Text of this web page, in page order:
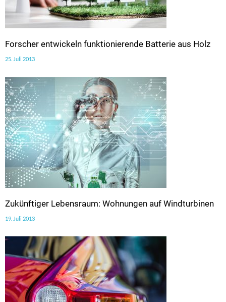
Forscher entwickeln funktionierende Batterie aus Holz
25. Juli 2013
Zukünftiger Lebensraum: Wohnungen auf Windturbinen
19. Juli 2013